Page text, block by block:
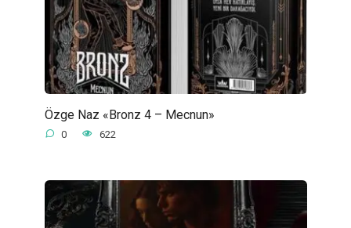
Özge Naz «Bronz 4 – Mecnun»
0 622